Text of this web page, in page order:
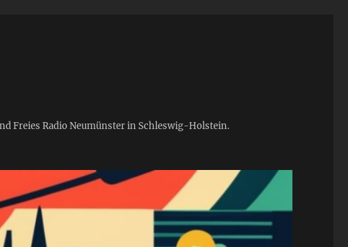
Freies Radio Neumünster in Schleswig-Holstein.